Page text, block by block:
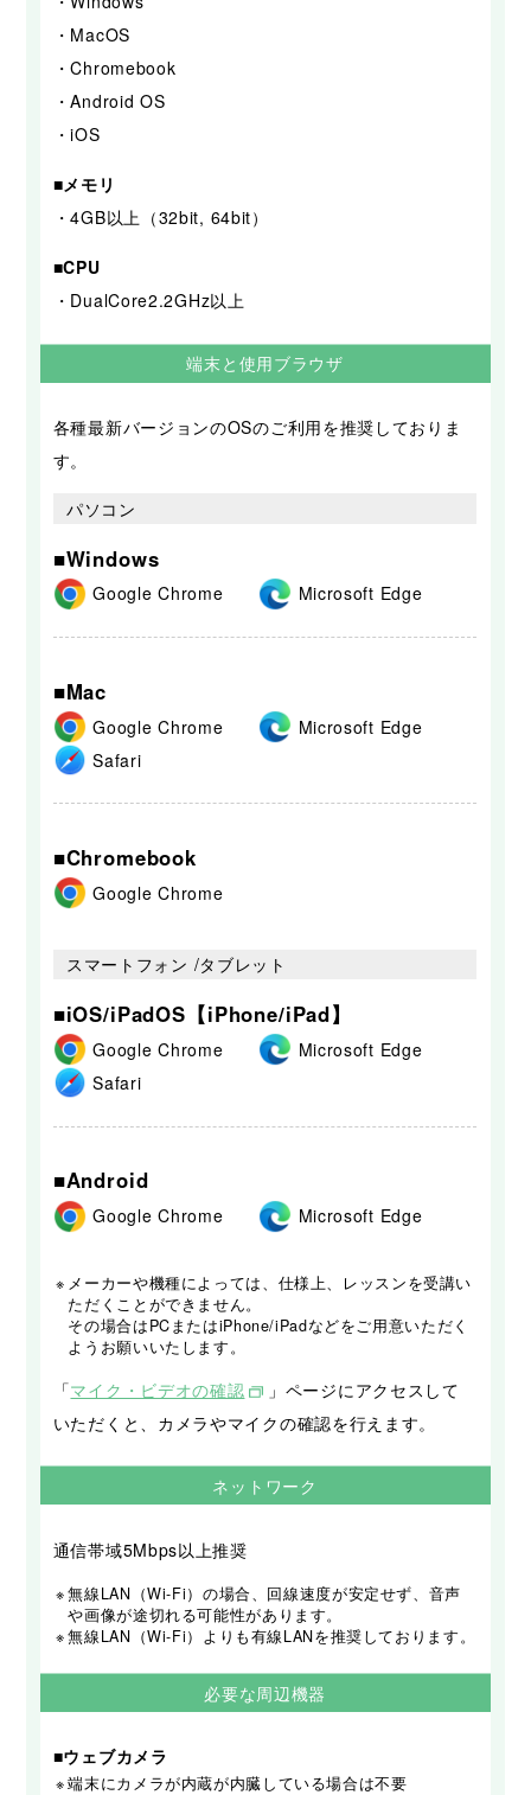
・MacOS
・Chromebook
・Android OS
・iOS
■メモリ
・4GB以上（32bit, 64bit）
■CPU
・DualCore2.2GHz以上
端末と使用ブラウザ
各種最新バージョンのOSのご利用を推奨しておりま
す。
パソコン
■Windows
Google Chrome Microsoft Edge
■Mac
Google Chrome
Microsoft Edge
Safari
■Chromebook
Google Chrome
スマートフォン /タブレット
■iOS/iPadOS【iPhone/iPad】
Google Chrome
Microsoft Edge
Safari
■Android
Google Chrome Microsoft Edge
※ メーカーや機種によっては、仕様上、レッスンを受講い
ただくことができません。
その場合はPCまたはiPhone/iPadなどをご用意いただく
ようお願いいたします。
「マイク・ビデオの確認
」ページにアクセスして
いただくと、カメラやマイクの確認を行えます。
ネットワーク
通信帯域5Mbps以上推奨
※無線LAN（Wi-Fi）の場合、回線速度が安定せず、音声
や画像が途切れる可能性があります。
※無線LAN（Wi-Fi）よりも有線LANを推奨しております。
必要な周辺機器
■ウェブカメラ
※端末にカメラが内蔵が内臓している場合は不要